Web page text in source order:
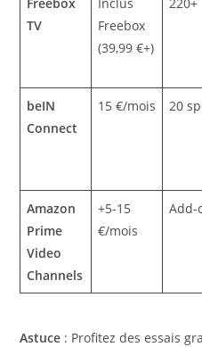
TV
Freebox
(39,99 €+)
beIN
Connect
15 €/mois 20
Amazon
Prime
Video
Channels
+5-15
€/mois
Add-
Astuce : Profitez des essais